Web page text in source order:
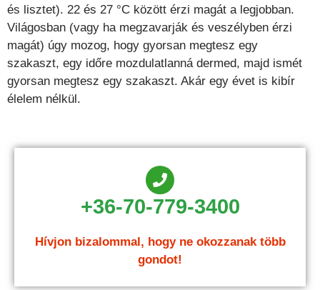
és lisztet). 22 és 27 °C között érzi magát a legjobban.
Világosban (vagy ha megzavarják és veszélyben érzi
magát) úgy mozog, hogy gyorsan megtesz egy
szakaszt, egy időre mozdulatlanná dermed, majd ismét
gyorsan megtesz egy szakaszt. Akár egy évet is kibír
élelem nélkül.
+36-70-779-3400
Hívjon bizalommal, hogy ne okozzanak több
gondot!